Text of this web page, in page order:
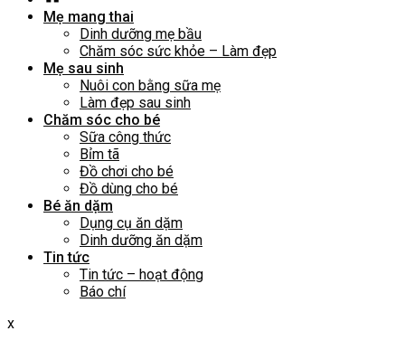
Mẹ mang thai
Dinh dưỡng mẹ bầu
Chăm sóc sức khỏe – Làm đẹp
Mẹ sau sinh
Nuôi con bằng sữa mẹ
Làm đẹp sau sinh
Chăm sóc cho bé
Sữa công thức
Bỉm tã
Đồ chơi cho bé
Đồ dùng cho bé
Bé ăn dặm
Dụng cụ ăn dặm
Dinh dưỡng ăn dặm
Tin tức
Tin tức – hoạt động
Báo chí
x